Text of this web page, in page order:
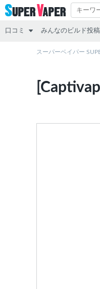
口コミ
スターターキット
アトマイザー
みんなのビルド投稿
RDA
RDTA
スーパーベイパー